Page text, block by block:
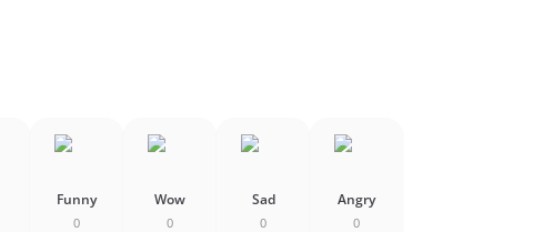
Funny
0
Wow
0
Sad
0
Angry
0